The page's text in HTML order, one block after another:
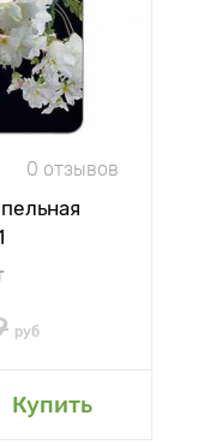
0 отзывов
руб
Купить